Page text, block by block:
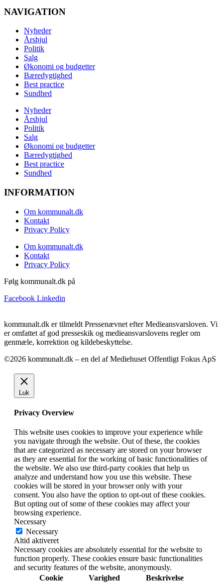
NAVIGATION
Nyheder
Årshjul
Politik
Salg
Økonomi og budgetter
Bæredygtighed
Best practice
Sundhed
Nyheder
Årshjul
Politik
Salg
Økonomi og budgetter
Bæredygtighed
Best practice
Sundhed
INFORMATION
Om kommunalt.dk
Kontakt
Privacy Policy
Om kommunalt.dk
Kontakt
Privacy Policy
Følg kommunalt.dk på
Facebook Linkedin
kommunalt.dk er tilmeldt Pressenævnet efter Medieansvarsloven. Vi
er omfattet af god presseskik og medieansvarslovens regler om
genmæle, korrektion og kildebeskyttelse.
©2026 kommunalt.dk – en del af Mediehuset Offentligt Fokus ApS
Luk
Privacy Overview
This website uses cookies to improve your experience while
you navigate through the website. Out of these, the cookies
that are categorized as necessary are stored on your browser
as they are essential for the working of basic functionalities of
the website. We also use third-party cookies that help us
analyze and understand how you use this website. These
cookies will be stored in your browser only with your
consent. You also have the option to opt-out of these cookies.
But opting out of some of these cookies may affect your
browsing experience.
Necessary
Necessary
Altid aktiveret
Necessary cookies are absolutely essential for the website to
function properly. These cookies ensure basic functionalities
and security features of the website, anonymously.
Cookie
Varighed Beskrivelse